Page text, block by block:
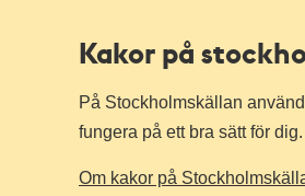
Kakor på
På Stockholmskällan
fungera på ett bra sätt för dig.
Om kakor på